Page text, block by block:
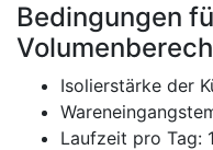
Bedingungen
Isolierstärke der
Laufzeit pro Tag: